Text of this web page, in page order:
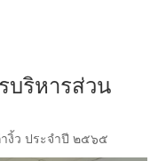
บริหารส่วน
งิ้ว ประจำปี ๒๕๖๕